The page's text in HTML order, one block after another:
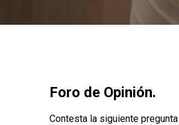
Foro de Opinión.
Contesta la siguiente